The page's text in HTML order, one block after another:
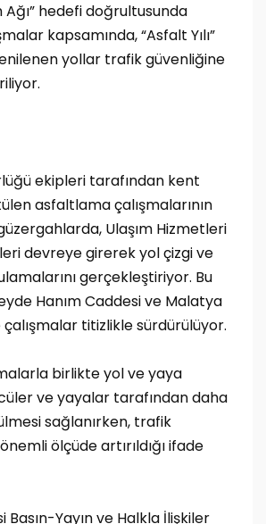
Ağı” hedefi doğrultusunda
kapsamında, “Asfalt Yılı”
yollar trafik güvenliğine
ekipleri tarafından kent
asfaltlama çalışmalarının
Ulaşım Hizmetleri
devreye girerek yol çizgi ve
gerçekleştiriyor. Bu
Hanım Caddesi ve Malatya
çalışmalar titizlikle sürdürülüyor.
birlikte yol ve yaya
ve yayalar tarafından daha
sağlanırken, trafik
ölçüde artırıldığı ifade
Basın-Yayın ve Halkla İlişkiler